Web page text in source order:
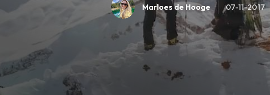
Marloes de Hooge 07-11-2017